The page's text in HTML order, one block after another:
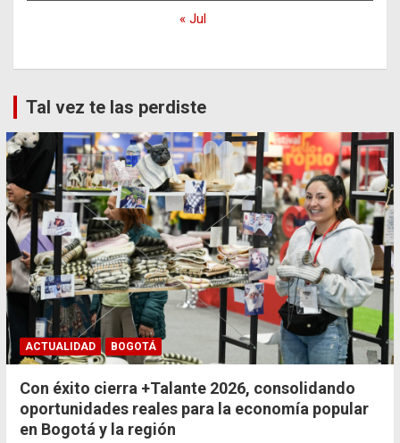
« Jul
Tal vez te las perdiste
ACTUALIDAD BOGOTÁ
Con éxito cierra +Talante 2026, consolidando
oportunidades reales para la economía popular
en Bogotá y la región